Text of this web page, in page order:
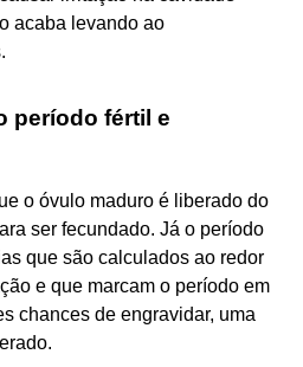
acaba levando ao
período fértil e
o óvulo maduro é liberado do
ser fecundado. Já o período
que são calculados ao redor
e que marcam o período em
chances de engravidar, uma